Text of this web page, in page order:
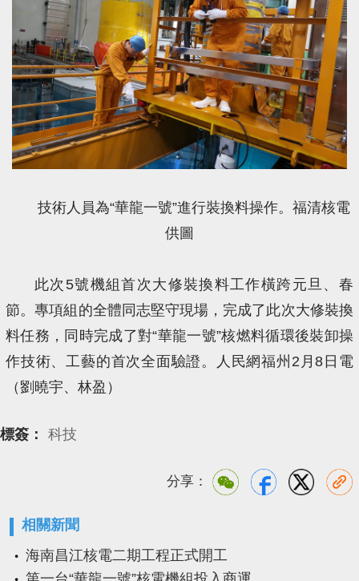
技術人員為“華龍一號”進行裝換料操作。福清核電
供圖
此次5號機組首次大修裝換料工作橫跨元旦、春
節。專項組的全體同志堅守現場，完成了此次大修裝換
料任務，同時完成了對“華龍一號”核燃料循環後裝卸操
作技術、工藝的首次全面驗證。人民網福州2月8日電
（劉曉宇、林盈）
標簽： 科技
分享：
相關新聞
海南昌江核電二期工程正式開工